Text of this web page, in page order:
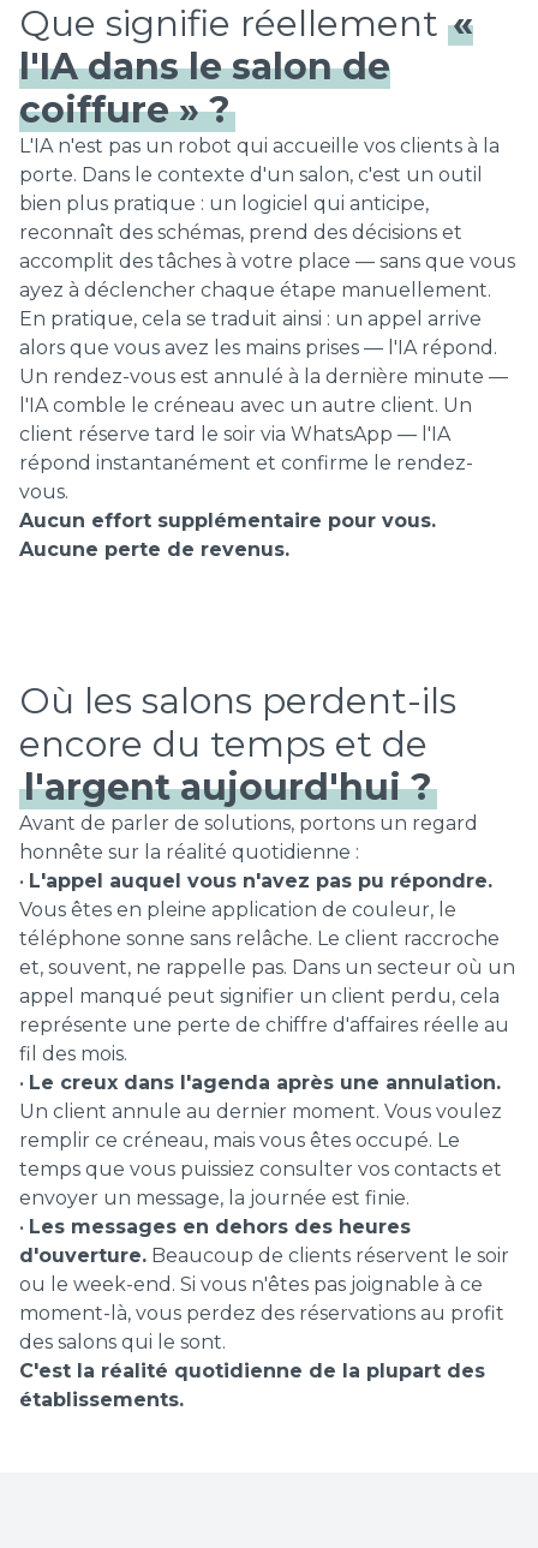
Que signifie réellement «
l'IA dans le salon de
coiffure » ?
L'IA n'est pas un robot qui accueille vos clients à la
porte. Dans le contexte d'un salon, c'est un outil
bien plus pratique : un logiciel qui anticipe,
reconnaît des schémas, prend des décisions et
accomplit des tâches à votre place — sans que vous
ayez à déclencher chaque étape manuellement.
En pratique, cela se traduit ainsi : un appel arrive
alors que vous avez les mains prises — l'IA répond.
Un rendez-vous est annulé à la dernière minute —
l'IA comble le créneau avec un autre client. Un
client réserve tard le soir via WhatsApp — l'IA
répond instantanément et confirme le rendez-
vous.
Aucun effort supplémentaire pour vous.
Aucune perte de revenus.
Où les salons perdent-ils
encore du temps et de
l'argent aujourd'hui ?
Avant de parler de solutions, portons un regard
honnête sur la réalité quotidienne :
• L'appel auquel vous n'avez pas pu répondre.
Vous êtes en pleine application de couleur, le
téléphone sonne sans relâche. Le client raccroche
et, souvent, ne rappelle pas. Dans un secteur où un
appel manqué peut signifier un client perdu, cela
représente une perte de chiffre d'affaires réelle au
fil des mois.
• Le creux dans l'agenda après une annulation.
Un client annule au dernier moment. Vous voulez
remplir ce créneau, mais vous êtes occupé. Le
temps que vous puissiez consulter vos contacts et
envoyer un message, la journée est finie.
• Les messages en dehors des heures
d'ouverture. Beaucoup de clients réservent le soir
ou le week-end. Si vous n'êtes pas joignable à ce
moment-là, vous perdez des réservations au profit
des salons qui le sont.
C'est la réalité quotidienne de la plupart des
établissements.